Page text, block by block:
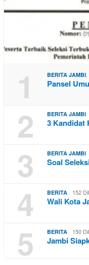
1 BERITA JAMBI
Pansel
2 BERITA JAMBI
3 Kandidat
3 BERITA JAMBI
Soal
4 BERITA 152
Wali Kota
5 BERITA 150
Jambi